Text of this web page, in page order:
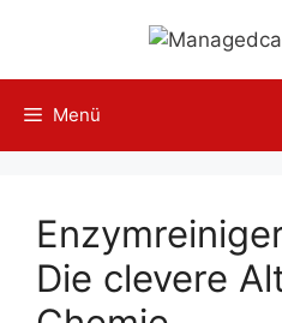
Menü
Die clevere